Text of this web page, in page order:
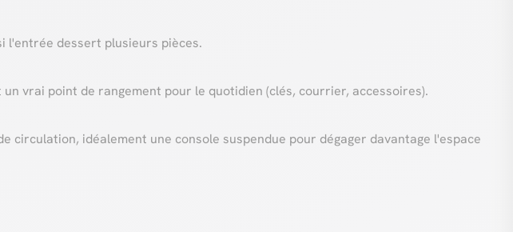
l'entrée dessert plusieurs pièces.
vrai point de rangement pour le quotidien (clés, courrier, accessoires).
circulation, idéalement une console suspendue pour dégager davantage l'espace